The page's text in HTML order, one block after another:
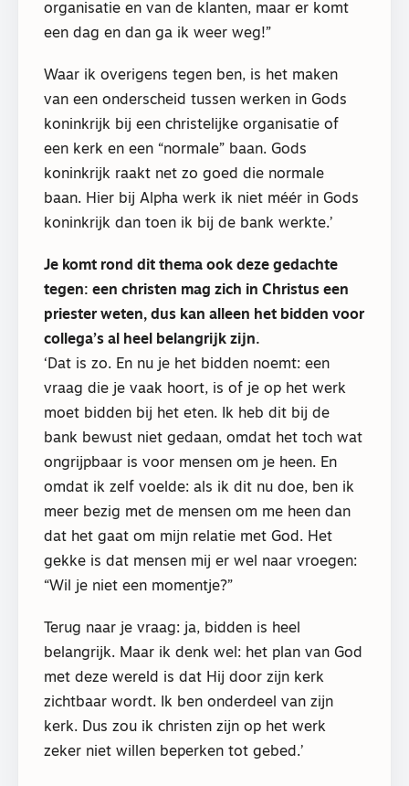
organisatie en van de klanten, maar er komt
een dag en dan ga ik weer weg!”
Waar ik overigens tegen ben, is het maken
van een onderscheid tussen werken in Gods
koninkrijk bij een christelijke organisatie of
een kerk en een “normale” baan. Gods
koninkrijk raakt net zo goed die normale
baan. Hier bij Alpha werk ik niet méér in Gods
koninkrijk dan toen ik bij de bank werkte.’
Je komt rond dit thema ook deze gedachte
tegen: een christen mag zich in Christus een
priester weten, dus kan alleen het bidden voor
collega’s al heel belangrijk zijn.
‘Dat is zo. En nu je het bidden noemt: een
vraag die je vaak hoort, is of je op het werk
moet bidden bij het eten. Ik heb dit bij de
bank bewust niet gedaan, omdat het toch wat
ongrijpbaar is voor mensen om je heen. En
omdat ik zelf voelde: als ik dit nu doe, ben ik
meer bezig met de mensen om me heen dan
dat het gaat om mijn relatie met God. Het
gekke is dat mensen mij er wel naar vroegen:
“Wil je niet een momentje?”
Terug naar je vraag: ja, bidden is heel
belangrijk. Maar ik denk wel: het plan van God
met deze wereld is dat Hij door zijn kerk
zichtbaar wordt. Ik ben onderdeel van zijn
kerk. Dus zou ik christen zijn op het werk
zeker niet willen beperken tot gebed.’